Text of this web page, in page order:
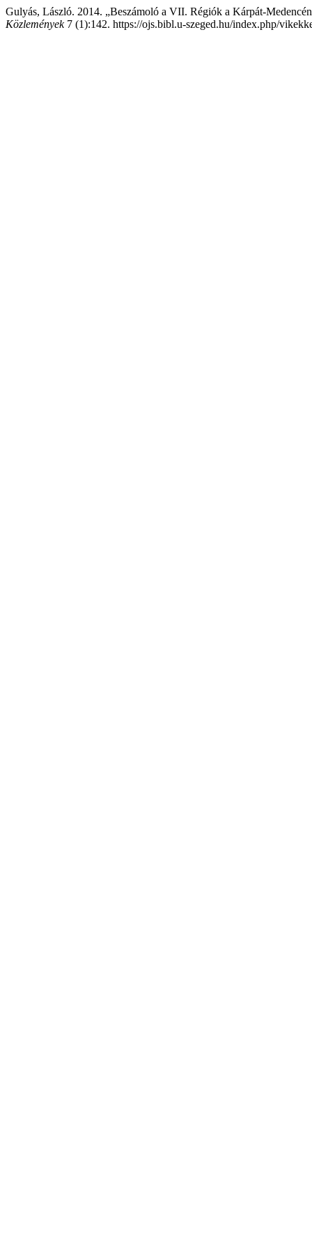
Gulyás, László. 2014. „Beszámoló a VII. Régiók a Kárpát-
Közlemények7 (1):142. https://ojs.bibl.u-szeged.hu/index.php/